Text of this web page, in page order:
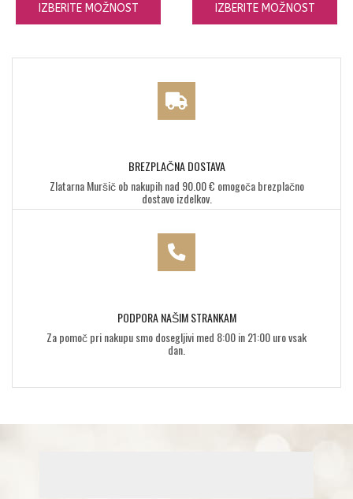
IZBERITE MOŽNOST IZBERITE MOŽNOST
BREZPLAČNA DOSTAVA
Zlatarna Muršič ob nakupih nad 90.00 € omogoča brezplačno
dostavo izdelkov.
PODPORA NAŠIM STRANKAM
Za pomoč pri nakupu smo dosegljivi med 8:00 in 21:00 uro vsak
dan.